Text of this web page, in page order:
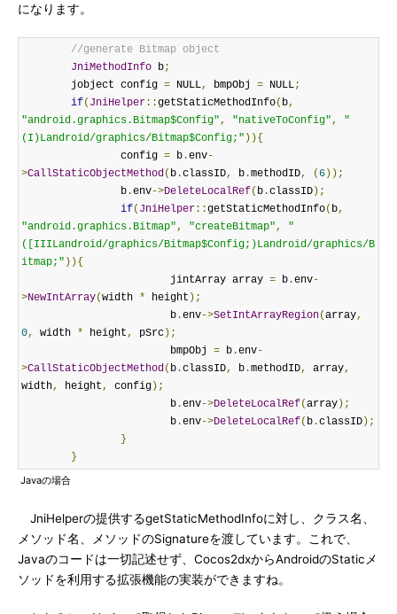
になります。
//generate Bitmap object
JniMethodInfo b;
	jobject config
= NULL, bmpObj = NULL;
if( JniHelper::getStaticMethodInfo( b,
"android.graphics.Bitmap$Config", "nativeToConfig",
"
(I)Landroid/graphics/Bitmap$Config;" )){
		config
= b.env-
>CallStaticObjectMethod( b.classID, b.methodID, ( 6 ));
		b
.env->DeleteLocalRef( b.classID );
if( JniHelper::getStaticMethodInfo( b,
"android.graphics.Bitmap", "createBitmap",
"
([IIILandroid/graphics/Bitmap$Config;)Landroid/graphics/B
itmap;" )){
			jintArray array
= b.env-
>NewIntArray(width * height );
			b
.env->SetIntArrayRegion(array,
0, width * height, pSrc );
			bmpObj
= b.env-
>CallStaticObjectMethod( b.classID, b.methodID, array,
width, height, config );
			b
.env->DeleteLocalRef(array );
			b
.env->DeleteLocalRef( b.classID );
}
}
Javaの場合
JniHelperの提供するgetStaticMethodInfoに対し、クラス名、
メソッド名、メソッドのSignatureを渡しています。これで、
Javaのコードは一切記述せず、Cocos2dxからAndroidのStaticメ
ソッドを利用する拡張機能の実装ができますね。